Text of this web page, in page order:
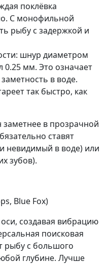
поклёвка
С монофильной
рыбу с задержкой и
шнур диаметром
мм. Это означает
в воде.
так быстро, как
в прозрачной
ставят
невидимый в воде) или
зубов).
Blue Fox)
создавая вибрацию
поисковая
рыбу с большого
глубине. Лучше